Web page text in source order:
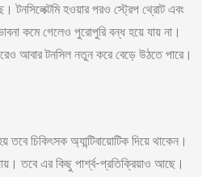
টনসিলেক্টমি হওয়ার পরও স্ট্রেপ থ্রোট এবং
কমে গেলেও পুরোপুরি বন্ধ হয়ে যায় না।
আবার টনসিল নতুন করে বেড়ে উঠতে পারে।
তবে চিকিৎসক অ্যান্টিবায়োটিক দিয়ে থাকেন।
তবে এর কিছু পার্শ্ব-প্রতিক্রিয়াও আছে।